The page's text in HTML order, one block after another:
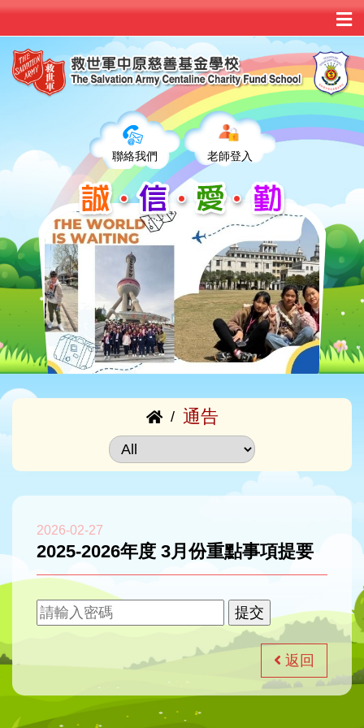
聯絡我們 老師登入
/ 通告
2026-02-27
2025-2026年度 3月份重點事項提要
返回